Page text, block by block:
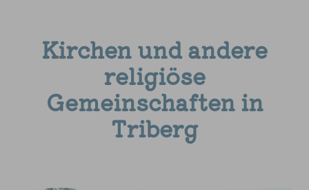
Kirchen und andere
religiöse
Gemeinschaften in
Triberg